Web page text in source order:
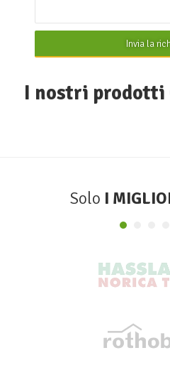
Invia la
I nostri prodotti
Solo I